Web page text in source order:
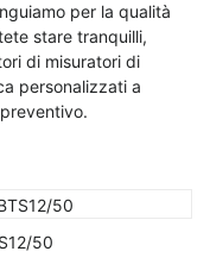
per la qualità
stare tranquilli,
di misuratori di
personalizzati a
50